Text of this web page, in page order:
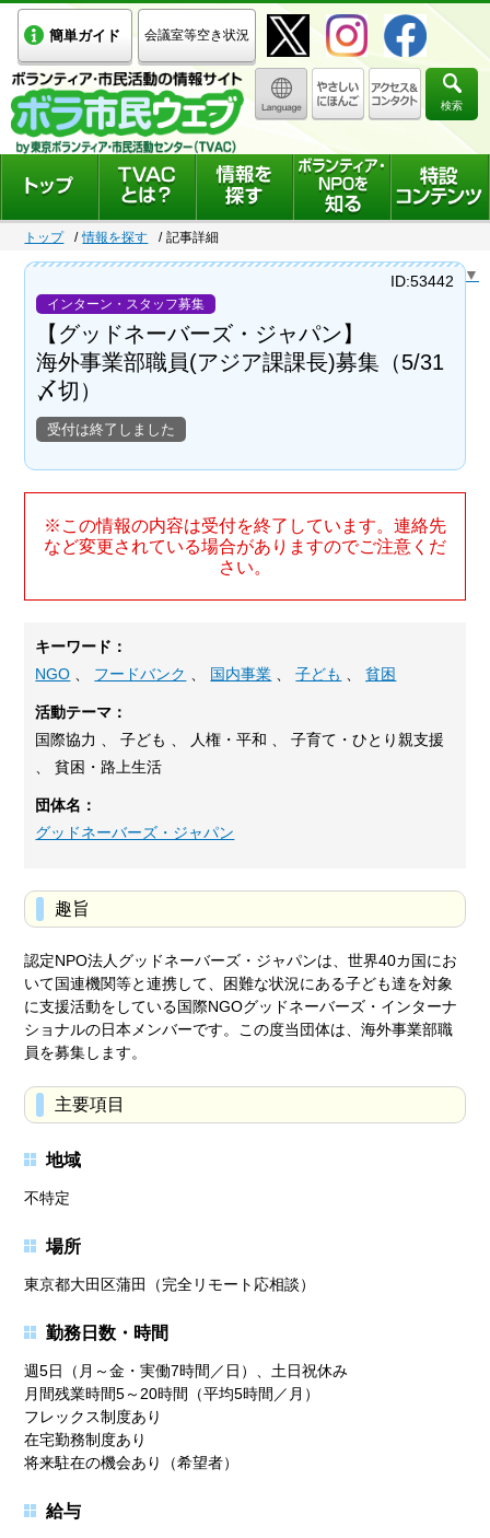
簡単ガイド 会議室等空き状況
検索
トップ 情報を探す 記事詳細
Select Language ▼
インターン・スタッフ募集
【グッドネーバーズ・ジャパン】
海外事業部職員(アジア課課長)募集（5/31
〆切）
受付は終了しました
ID:53442
※この情報の内容は受付を終了しています。連絡先
など変更されている場合がありますのでご注意くだ
さい。
キーワード：
NGO
フードバンク 国内事業 、子ども 、貧困
活動テーマ：
国際協力 、 子ども 、 人権・平和 、 子育て・ひとり親支援
、 貧困・路上生活
団体名：
グッドネーバーズ・ジャパン
趣旨
認定NPO法人グッドネーバーズ・ジャパンは、世界40カ国にお
いて国連機関等と連携して、困難な状況にある子ども達を対象
に支援活動をしている国際NGOグッドネーバーズ・インターナ
ショナルの日本メンバーです。この度当団体は、海外事業部職
員を募集します。
主要項目
地域
不特定
場所
東京都大田区蒲田（完全リモート応相談）
勤務日数・時間
週5日（月～金・実働7時間／日）、土日祝休み
月間残業時間5～20時間（平均5時間／月）
フレックス制度あり
在宅勤務制度あり
将来駐在の機会あり（希望者）
給与